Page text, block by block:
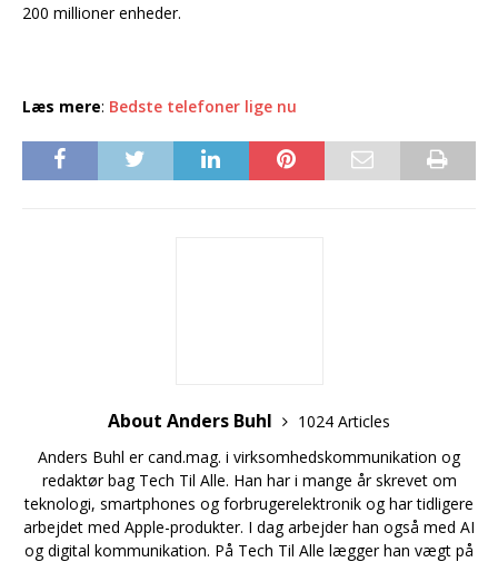
200 millioner enheder.
Læs mere: Bedste telefoner lige nu
About Anders Buhl
1024 Articles
Anders Buhl er cand.mag. i virksomhedskommunikation og
redaktør bag Tech Til Alle. Han har i mange år skrevet om
teknologi, smartphones og forbrugerelektronik og har tidligere
arbejdet med Apple-produkter. I dag arbejder han også med AI
og digital kommunikation. På Tech Til Alle lægger han vægt på